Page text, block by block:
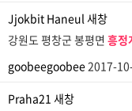
Jjokbit Haneul 새창
강원도 평창군 봉평면 흥정
goobeegoobee2017-
Praha21 새창